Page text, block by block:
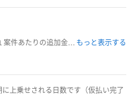
上乗せされる日数です（仮払い完了